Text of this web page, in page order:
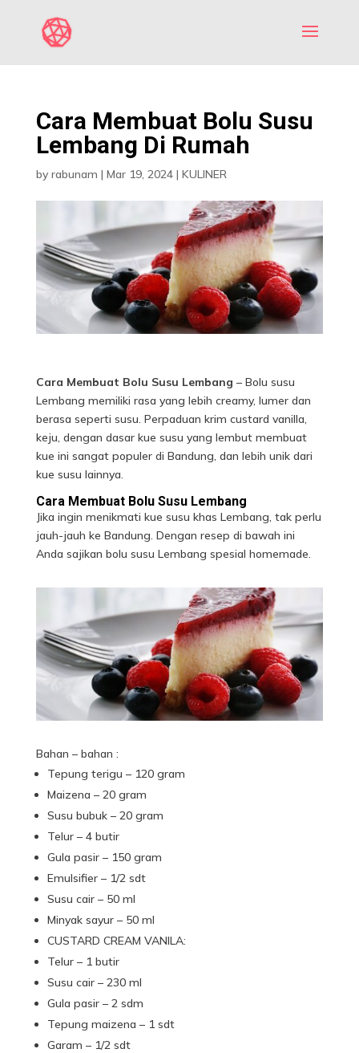
Cara Membuat Bolu Susu
Lembang Di Rumah
by rabunam | Mar 19, 2024| KULINER
Cara Membuat Bolu Susu Lembang – Bolu susu
Lembang memiliki rasa yang lebih creamy, lumer dan
berasa seperti susu. Perpaduan krim custard vanilla,
keju, dengan dasar kue susu yang lembut membuat
kue ini sangat populer di Bandung, dan lebih unik dari
kue susu lainnya.
Cara Membuat Bolu Susu Lembang
Jika ingin menikmati kue susu khas Lembang, tak perlu
jauh-jauh ke Bandung. Dengan resep di bawah ini
Anda sajikan bolu susu Lembang spesial homemade.
Bahan – bahan :
Tepung terigu – 120 gram
Maizena – 20 gram
Susu bubuk – 20 gram
Telur – 4 butir
Gula pasir – 150 gram
Emulsifier – 1/2 sdt
Susu cair – 50 ml
Minyak sayur – 50 ml
CUSTARD CREAM VANILA:
Telur – 1 butir
Susu cair – 230 ml
Gula pasir – 2 sdm
Tepung maizena – 1 sdt
Garam – 1/2 sdt